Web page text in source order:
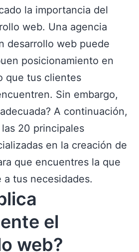
la importancia del
web. Una agencia
desarrollo web puede
posicionamiento en
que tus clientes
Sin embargo,
A continuación,
20 principales
en la creación de
que encuentres la que
a tus necesidades.
el
web?